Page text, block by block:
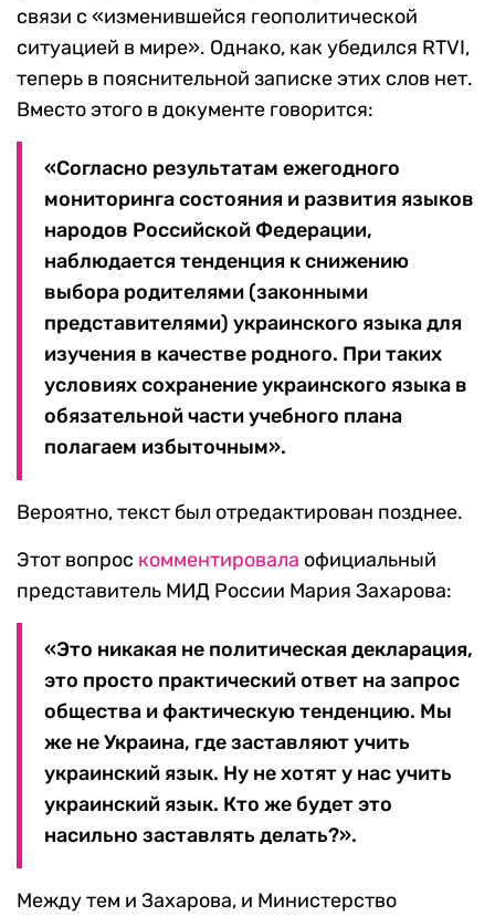
связи с «изменившейся геополитической
ситуацией в мире». Однако, как убедился RTVI,
теперь в пояснительной записке этих слов нет.
Вместо этого в документе говорится:
«Согласно результатам ежегодного
мониторинга состояния и развития языков
народов Российской Федерации,
наблюдается тенденция к снижению
выбора родителями (законными
представителями) украинского языка для
изучения в качестве родного. При таких
условиях сохранение украинского языка в
обязательной части учебного плана
полагаем избыточным».
Вероятно, текст был отредактирован позднее.
Этот вопрос комментировала официальный
представитель МИД России Мария Захарова:
«Это никакая не политическая декларация,
это просто практический ответ на запрос
общества и фактическую тенденцию. Мы
же не Украина, где заставляют учить
украинский язык. Ну не хотят у нас учить
украинский язык. Кто же будет это
насильно заставлять делать?».
Между тем и Захарова, и Министерство